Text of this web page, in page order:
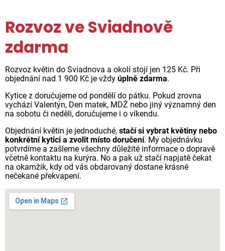
Rozvoz ve Sviadnově
zdarma
Rozvoz květin do Sviadnova a okolí stojí jen 125 Kč. Při
objednání nad 1 900 Kč je vždy úplně zdarma.
Kytice z doručujeme od pondělí do pátku. Pokud zrovna
vychází Valentýn, Den matek, MDŽ nebo jiný významný den
na sobotu či neděli, doručujeme i o víkendu.
Objednání květin je jednoduché, stačí si vybrat květiny nebo
konkrétní kytici a zvolit místo doručení. My objednávku
potvrdíme a zašleme všechny důležité informace o dopravě
včetně kontaktu na kurýra. No a pak už stačí napjatě čekat
na okamžik, kdy od vás obdarovaný dostane krásné
nečekané překvapení.